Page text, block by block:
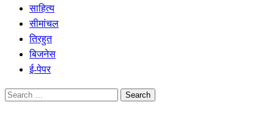
साहित्य
सीमांचल
तिरहुत
बिजनेस
ई-पेपर
Search